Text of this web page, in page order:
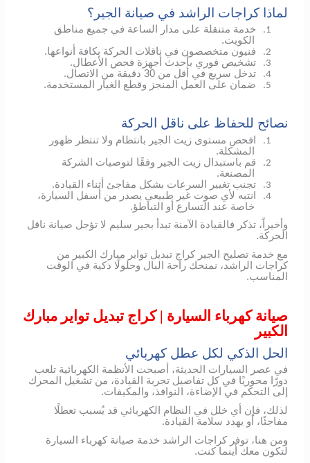
لماذا كراجات الراشد في صيانة الجير؟
1.
خدمة متنقلة على مدار الساعة في جميع مناطق
الكويت.
2. فنيون متخصصون في ناقلات الحركة بكافة أنواعها.
3. تشخيص فوري بأحدث أجهزة فحص الأعطال.
4. تدخل سريع في أقل من 30 دقيقة من الاتصال.
5. ضمان على العمل المنجز وقطع الغيار المستخدمة.
نصائح للحفاظ على ناقل الحركة
1.
افحص مستوى زيت الجير بانتظام ولا تنتظر ظهور
المشكلة.
2.
قم باستبدال زيت الجير وفقًا لتوصيات الشركة
المصنعة.
3. تجنب تغيير السرعات بشكل مفاجئ أثناء القيادة.
4.
انتبه لأي صوت غير طبيعي يصدر من أسفل السيارة،
خاصة عند التسارع أو التباطؤ.
وأخيراً، تذكر فالقيادة الآمنة تبدأ بجير سليم لا تؤجل صيانة ناقل
الحركة.
مع خدمة تصليح الجير كراج تبديل تواير مبارك الكبير من
كراجات الراشد، نمنحك راحة البال وحلولًا ذكية في الوقت
المناسب.
صيانة كهرباء السيارة | كراج تبديل تواير مبارك
الكبير
الحل الذكي لكل عطل كهربائي
في عصر السيارات الحديثة، أصبحت الأنظمة الكهربائية تلعب
دورًا محوريًا في كل تفاصيل تجربة القيادة، من تشغيل المحرك
إلى التحكم في الإضاءة، النوافذ، والمكيفات.
لذلك، فإن أي خلل في النظام الكهربائي قد يُسبب تعطلًا
مفاجئًا، أو يهدد سلامة القيادة.
ومن هنا، توفر كراجات الراشد خدمة صيانة كهرباء السيارة
لتكون معك أينما كنت.